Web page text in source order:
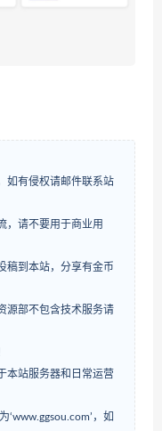
如有侵权请邮件联系站
，请不要用于商业用
稿到本站，分享有金币
源部不包含技术服务请
本站服务器和日常运营
，如